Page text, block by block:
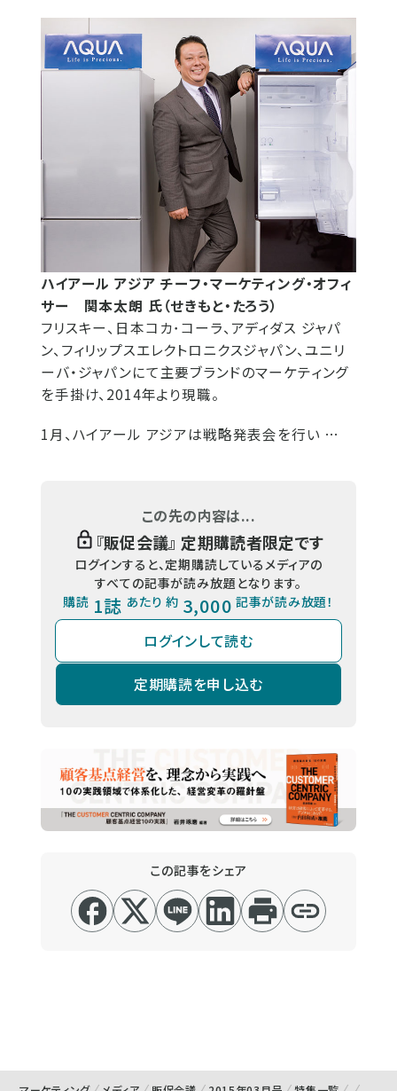
ハイアール アジア チーフ・マーケティング・オフィ
サー 関本太朗 氏（せきもと・たろう）
フリスキー、日本コカ･コーラ、アディダス ジャパ
ン、フィリップスエレクトロニクスジャパン、ユニリ
ーバ・ジャパンにて主要ブランドのマーケティング
を手掛け、2014年より現職。
1月、ハイアール アジアは戦略発表会を行い …
この先の内容は...
『販促会議』 定期購読者限定です
ログインすると、定期購読しているメディアの
すべての記事が読み放題となります。
購読 1誌 あたり 約 3,000 記事が読み放題！
ログインして読む
定期購読を申し込む
この記事をシェア